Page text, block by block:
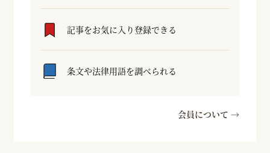
記事をお気に入り登録できる
条文や法律用語を調べられる
会員について →